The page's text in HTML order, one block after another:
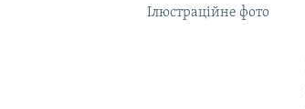
Ілюстраційне фото